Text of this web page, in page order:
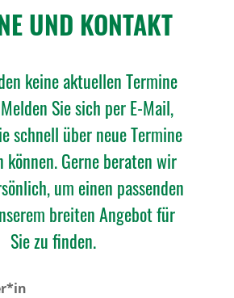
UND KONTAKT
keine aktuellen Termine
Sie sich per E-Mail,
schnell über neue Termine
können. Gerne beraten wir
um einen passenden
breiten Angebot für
Sie zu finden.